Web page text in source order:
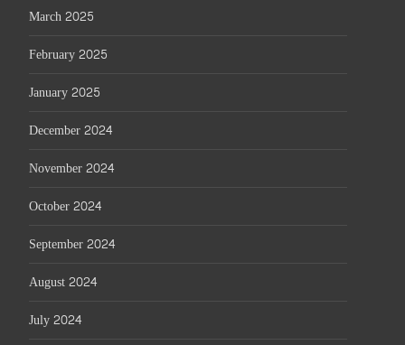
March 2025
February 2025
January 2025
December 2024
November 2024
October 2024
September 2024
August 2024
July 2024